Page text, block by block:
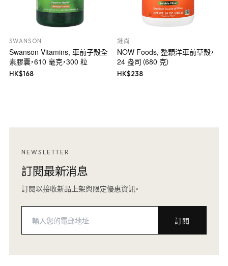
SWANSON
Swanson Vitamins, 車前子殼全
素膠囊，610 毫克，300 粒
HK$168
謎尚
NOW Foods, 整顆洋車前草殼，
24 盎司（680 克）
HK$238
NEWSLETTER
訂閱最新消息
訂閱以接收新品上架與限定優惠資訊。
訂閱